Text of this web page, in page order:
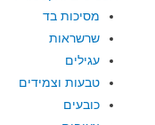
מסיכות בד
שרשראות
עגילים
טבעות וצמידים
כובעים